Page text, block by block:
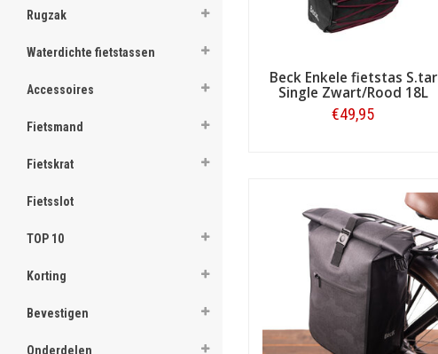
Rugzak
Waterdichte fietstassen
Accessoires
Fietsmand
Fietskrat
Fietsslot
TOP 10
Korting
Bevestigen
Onderdelen
ghost
ghost
.
.
.
Beck Enkele fietstas S.tar
Single Zwart/Rood 18L
€49,95